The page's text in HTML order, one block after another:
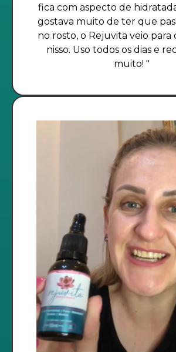
fica com aspecto de
gostava muito de ter que
no rosto, o Rejuvita veio
nisso. Uso todos os dias e
muito! "